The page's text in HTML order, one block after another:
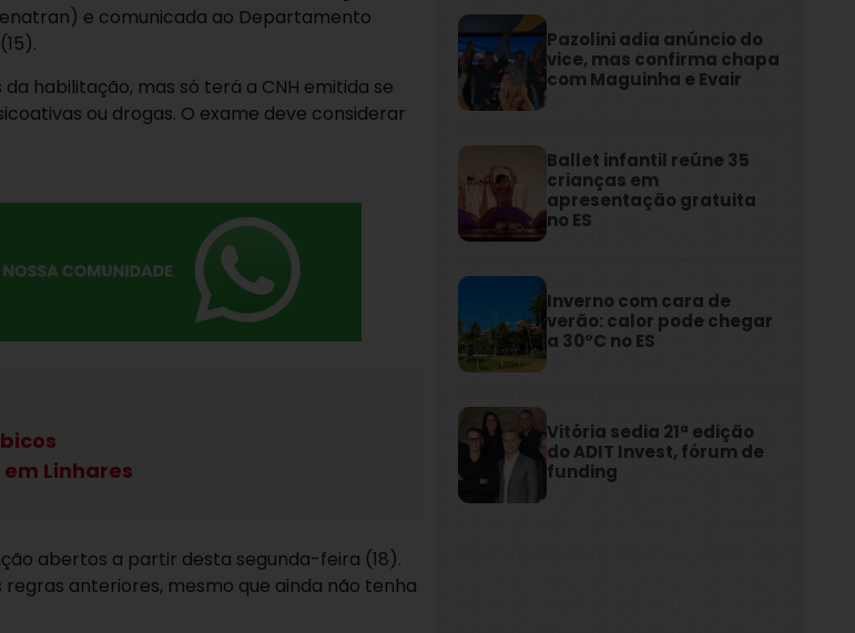
e comunicada ao Departamento
habilitação, mas só terá a CNH emitida se
ou drogas. O exame deve considerar
Linhares
abertos a partir desta segunda-feira (18).
anteriores, mesmo que ainda não tenha
Pazolini adia anúncio do
vice, mas confirma chapa
com Maguinha e Evair
Ballet infantil reúne 35
crianças em
apresentação gratuita
no ES
Inverno com cara de
verão: calor pode chegar
a 30°C no ES
Vitória sedia 21ª edição
do ADIT Invest, fórum de
funding